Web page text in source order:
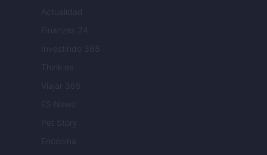
Actualidad
Finanzas 24
Investindo 365
Think.es
Viajar 365
ES Newz
Pet Story
Encocina